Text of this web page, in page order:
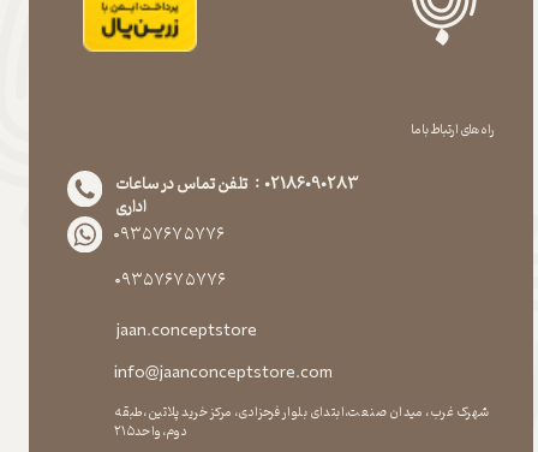
راه های ارتباط با ما
02186090283 : تلفن تماس در ساعات
اداری
۰۹۳۵۷۶۷۵۷۷۶
۰۹۳۵۷۶۷۵۷۷۶
jaan.conceptstore
info@jaanconceptstore.com
شهرک غرب، میدان صنعت،ابتدای بلوار فرحزادی، مرکز خرید پلاتین،طبقه
دوم،واحد۲۱۵